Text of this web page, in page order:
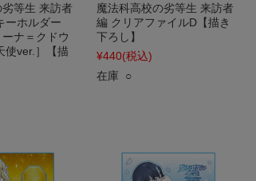
等生 来訪者
ーホルダー
ーナ＝クドウ
使ver.］【描
魔法科高校の劣等生 来訪者
編 クリアファイルD【描き
下ろし】
¥440(税込)
在庫 ○